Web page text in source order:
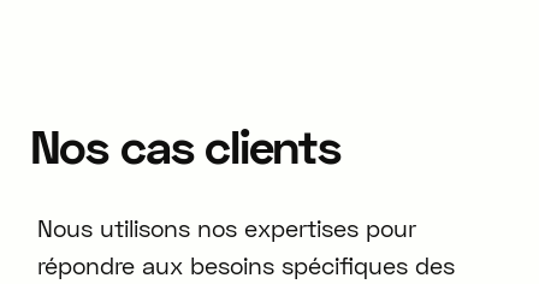
Nos cas clients
Nous utilisons nos expertises pour
répondre aux besoins spécifiques des